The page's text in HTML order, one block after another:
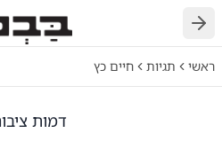
חזרה
ראשי תגיות חיים כץ
דמות